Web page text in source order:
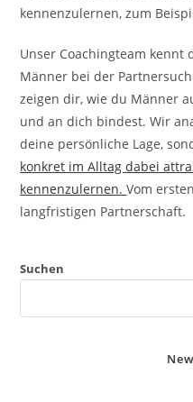
kennenzulernen, zum
Unser Coachingteam kennt
Männer bei der
zeigen dir, wie du Männer
und an dich bindest. Wir
deine persönliche Lage,
konkret im Alltag dabei
kennenzulernen.Vom
langfristigen Partnerschaft.
Suchen